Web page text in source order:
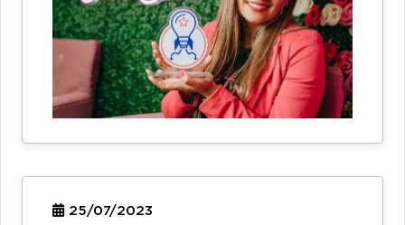
25/07/2023